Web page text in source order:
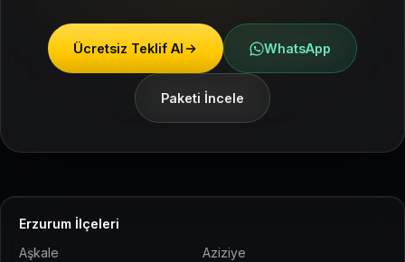
Ücretsiz Teklif Al WhatsApp
Paketi İncele
Erzurum İlçeleri
Aşkale
Aziziye